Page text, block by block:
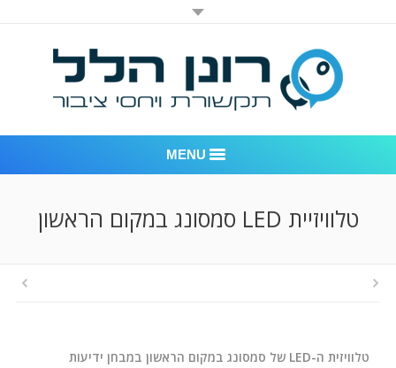
MENU
חדר חדשות
טלוויזיית LED סמסונג במקום הראשון
טלוויזית ה-LED של סמסונג במקום הראשון במבחן ידיעות